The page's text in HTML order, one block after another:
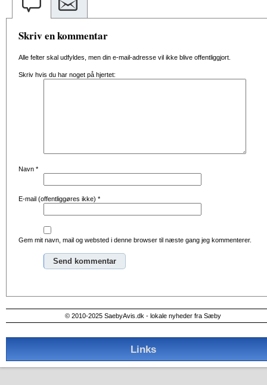
Skriv en kommentar
Alle felter skal udfyldes, men din e-mail-adresse vil ikke blive offentliggjort.
Skriv hvis du har noget på hjertet:
Navn *
E-mail (offentliggøres ikke) *
Gem mit navn, mail og websted i denne browser til næste gang jeg kommenterer.
© 2010-2025 SaebyAvis.dk - lokale nyheder fra Sæby
Links